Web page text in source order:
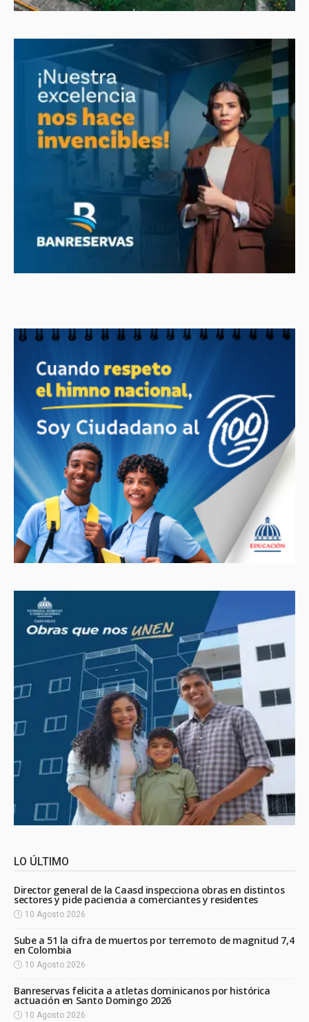
LO ÚLTIMO
Director general de la Caasd inspecciona obras en distintos
sectores y pide paciencia a comerciantes y residentes
10 Agosto 2026
Sube a 51 la cifra de muertos por terremoto de magnitud 7,4
en Colombia
10 Agosto 2026
Banreservas felicita a atletas dominicanos por histórica
actuación en Santo Domingo 2026
10 Agosto 2026